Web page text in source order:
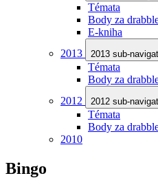
Témata
Body za
E-kniha
2013
2013 sub-
Témata
Body za
2012
2012 sub-
Témata
Body za
2010
Bingo